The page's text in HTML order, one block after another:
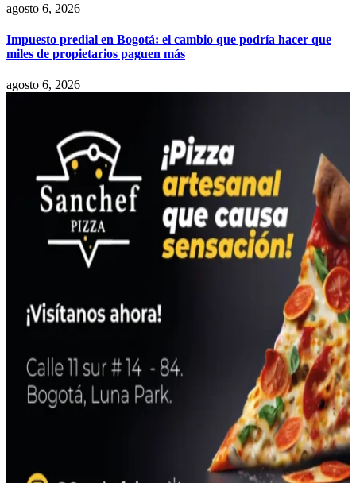
agosto 6, 2026
Impuesto predial en Bogotá: el cambio que podría hacer que
miles de propietarios paguen más
agosto 6, 2026